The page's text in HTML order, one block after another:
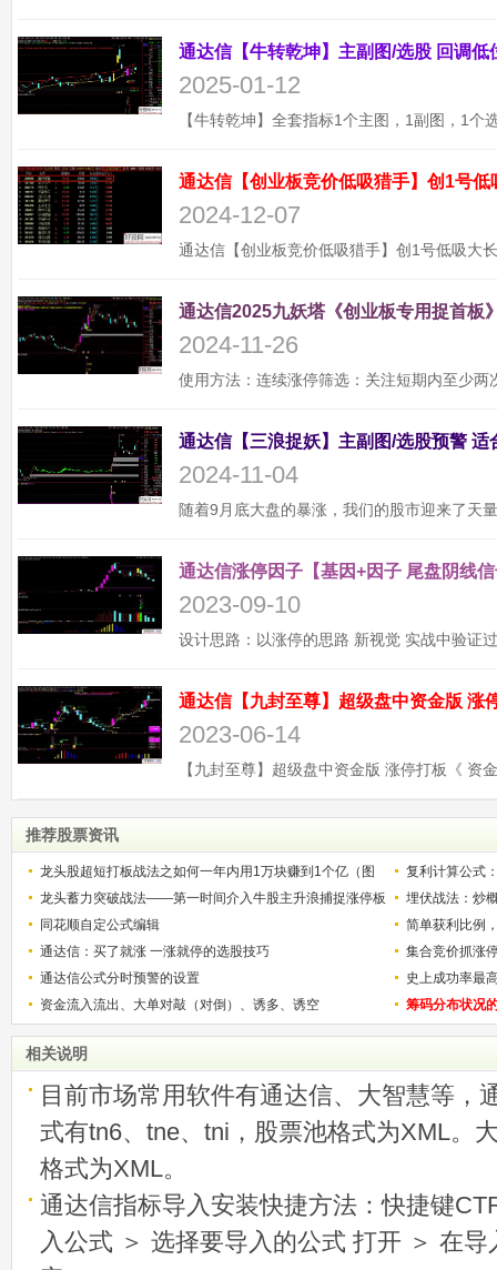
2025-01-12
通达信【创业板竞价低吸猎手】创1号
2024-12-07
通达信2025九妖塔《创业板专用捉首板
2024-11-26
2024-11-04
通达信涨停因子【基因+因子 尾盘阴线
2023-09-10
2023-06-14
推荐股票资讯
龙头股超短打板战法之如何一年内用1万块赚到1个亿（图
解）
复利计算公式
少？
龙头蓄力突破战法——第一时间介入牛股主升浪捕捉涨停板
的技巧（图解）
埋伏战法：炒
同花顺自定公式编辑
简单获利比例
用
通达信：买了就涨 一涨就停的选股技巧
集合竞价抓涨
通达信公式分时预警的设置
史上成功率最
称选股法宝！
资金流入流出、大单对敲（对倒）、诱多、诱空 筹码分布状况
相关说明
目前市场常用软件有通达信、大智慧等，
式有tn6、tne、tni，股票池格式为XML。
格式为XML。
通达信指标导入安装快捷方法：快捷键
入公式 ＞ 选择要导入的公式 打开 ＞ 在